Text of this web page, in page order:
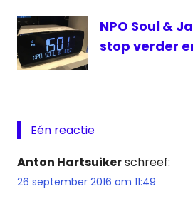
NPO Soul &
stop verder
Eén reactie
Anton Hartsuikerschreef:
26 september 2016 om 11:49